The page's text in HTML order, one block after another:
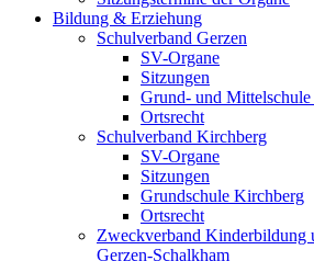
Bildung & Erziehung
Schulverband Gerzen
SV-Organe
Sitzungen
Grund- und Mittelschule
Ortsrecht
Schulverband Kirchberg
SV-Organe
Sitzungen
Grundschule Kirchberg
Ortsrecht
Zweckverband Kinderbildung
Gerzen-Schalkham